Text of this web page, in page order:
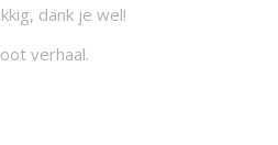
dank je wel!
verhaal.